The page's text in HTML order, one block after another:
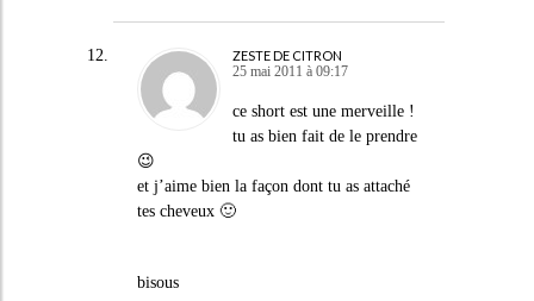
ZESTE DE CITRON
25 mai 2011 à 09:17
ce short est une merveille !
tu as bien fait de le prendre
😉
et j’aime bien la façon dont tu as attaché
tes cheveux 🙂
bisous